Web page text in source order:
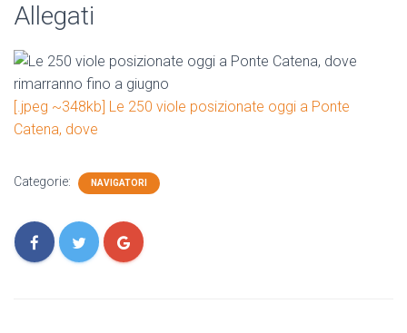
Allegati
[.jpeg ~348kb] Le 250 viole posizionate oggi a Ponte
Catena, dove
Categorie: NAVIGATORI